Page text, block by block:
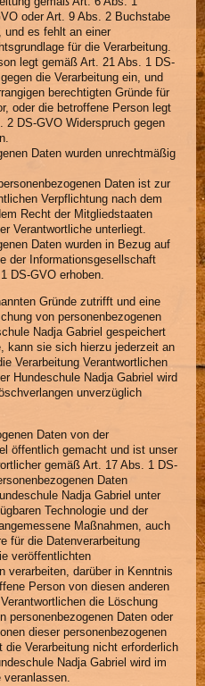
oder Art. 9 Abs. 2 Buchstabe
es fehlt an einer
für die Verarbeitung.
legt gemäß Art. 21 Abs. 1 DS-
die Verarbeitung ein, und
berechtigten Gründe für
oder die betroffene Person legt
2 DS-GVO Widerspruch gegen
Daten wurden unrechtmäßig
Daten ist zur
Verpflichtung nach dem
Recht der Mitgliedstaaten
Verantwortliche unterliegt.
Daten wurden in Bezug auf
der Informationsgesellschaft
DS-GVO erhoben.
Gründe zutrifft und eine
von personenbezogenen
Nadja Gabriel gespeichert
kann sie sich hierzu jederzeit an
Verarbeitung Verantwortlichen
Hundeschule Nadja Gabriel wird
unverzüglich
Daten von der
öffentlich gemacht und ist unser
gemäß Art. 17 Abs. 1 DS-
Daten
Nadja Gabriel unter
Technologie und der
Maßnahmen, auch
für die Datenverarbeitung
veröffentlichten
verarbeiten, darüber in Kenntnis
Person von diesen anderen
die Löschung
personenbezogenen Daten oder
dieser personenbezogenen
die Verarbeitung nicht erforderlich
Nadja Gabriel wird im
veranlassen.